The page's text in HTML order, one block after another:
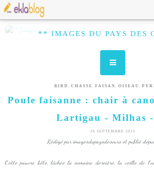
** IMAGES DU PAYS DES
BIRD , CHASSE , FAISAN , OISEAU ,
Poule faisanne : chair à
Lartigau - Milhas -
16 SEPTEMBRE 2015
Rédigé par imagesdupaysdesours et publié
Cette pauvre bête, lâchée la semaine dernière, la veille de